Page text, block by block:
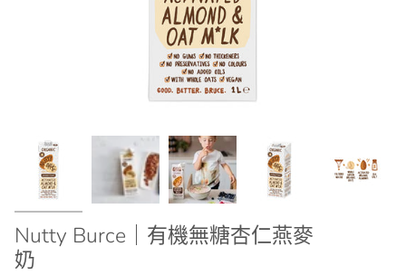
Nutty Burce｜有機無糖杏仁燕麥
奶